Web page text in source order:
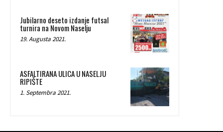
Jubilarno deseto izdanje futsal
turnira na Novom Naselju
19. Augusta 2021.
ASFALTIRANA ULICA U NASELJU
RIPIŠTE
1. Septembra 2021.